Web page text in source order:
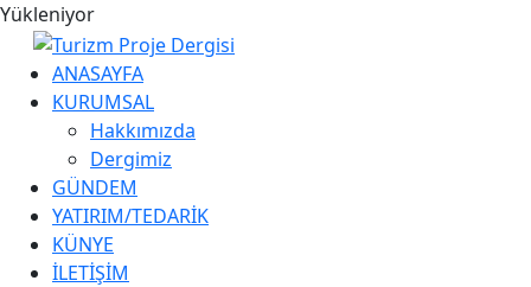
Yükleniyor
ANASAYFA
KURUMSAL
Hakkımızda
Dergimiz
GÜNDEM
YATIRIM/TEDARİK
KÜNYE
İLETİŞİM